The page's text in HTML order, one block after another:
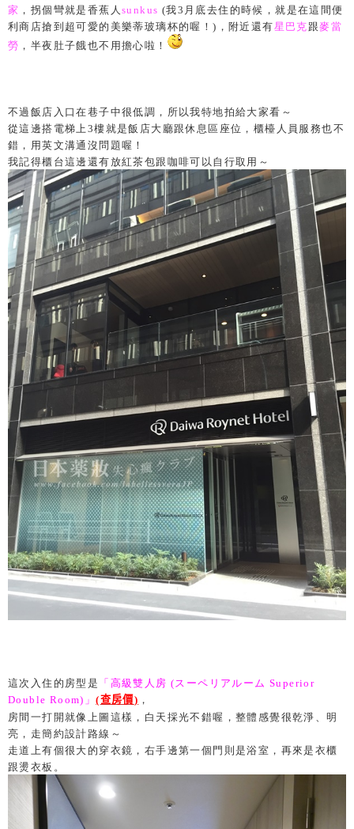
家 ，拐個彎就是香蕉人sunkus (我3月底去住的時候，就是在這間便
利商店搶到超可愛的美樂蒂玻璃杯的喔！)，附近還有星巴克 跟麥當
勞 ，半夜肚子餓也不用擔心啦！
不過飯店入口在巷子中很低調，所以我特地拍給大家看～
從這邊搭電梯上3樓就是飯店大廳跟休息區座位，櫃檯人員服務也不
錯，用英文溝通沒問題喔！
我記得櫃台這邊還有放紅茶包跟咖啡可以自行取用～
這次入住的房型是 「高級雙人房 (スーペリアルーム Superior
Double Room)」(查房價) ，
房間一打開就像上圖這樣，白天採光不錯喔，整體感覺很乾淨、明
亮，走簡約設計路線～
走道上有個很大的穿衣鏡，右手邊第一個門則是浴室，再來是衣櫃
跟燙衣板。